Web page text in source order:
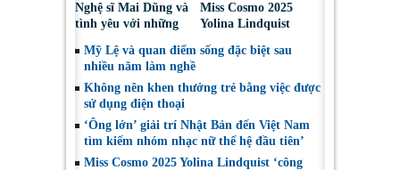
Nghệ sĩ Mai Dũng và
tình yêu với những
Miss Cosmo 2025
Yolina Lindquist
đại diện mới tranh
Mỹ Lệ và quan điểm sống đặc biệt sau
nhiều năm làm nghề
Không nên khen thưởng trẻ bằng việc được
sử dụng điện thoại
‘Ông lớn’ giải trí Nhật Bản đến Việt Nam
tìm kiếm nhóm nhạc nữ thế hệ đầu tiên’
Miss Cosmo 2025 Yolina Lindquist ‘công